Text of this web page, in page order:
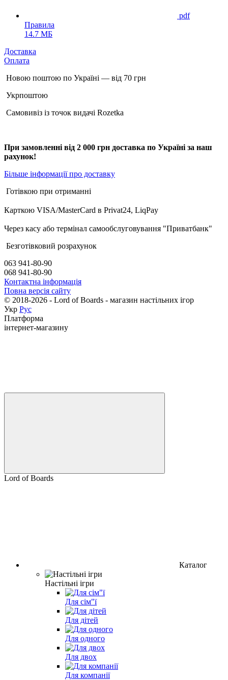
pdf
Правила
14.7 МБ
Доставка
Оплата
Новою поштою по Україні — від 70 грн
Укрпоштою
Самовивіз із точок видачі Rozetka
При замовленні від 2 000 грн доставка по Україні за наш
рахунок!
Більше інформації про доставку
Готівкою при отриманні
Карткою VISA/MasterCard в Рrivat24, LiqPay
Через касу або термінал самообслуговування "Приватбанк"
Безготівковий розрахунок
063 941-80-90
068 941-80-90
Контактна інформація
Повна версія сайту
© 2018-2026 - Lord of Boards - магазин настільних ігор
Укр Рус
Платформа
інтернет-магазину
Lord of Boards
Каталог
Настільні ігри
Для сім"ї
Для дітей
Для одного
Для двох
Для компанії